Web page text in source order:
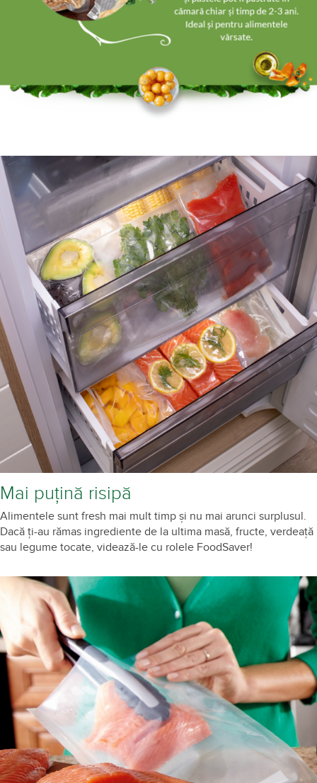
Mai puțină risipă
Alimentele sunt fresh mai mult timp și nu mai arunci surplusul.
Dacă ți-au rămas ingrediente de la ultima masă, fructe, verdeață
sau legume tocate, videază-le cu rolele FoodSaver!